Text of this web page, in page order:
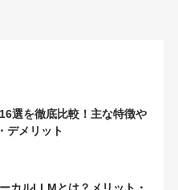
選を徹底比較！主な特徴や
デメリット